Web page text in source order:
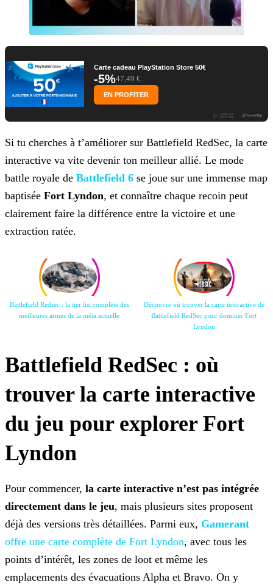
Carte cadeau PlayStation Store 50€
-5%47,49 €
EN PROFITER
Si tu cherches à t’améliorer sur Battlefield RedSec, la carte
interactive va vite devenir ton meilleur allié. Le mode
battle royale de Battlefield 6 se joue sur une immense map
baptisée Fort Lyndon, et connaître chaque recoin peut
clairement faire la différence entre la victoire et une
extraction ratée.
Battlefield Redsec : la tier list complète des
meilleures armes de la méta actuelle
Découvre où trouver la carte interactive de
Battlefield RedSec pour dominer Fort
Lyndon
Battlefield RedSec : où
trouver la carte interactive
du jeu pour explorer Fort
Lyndon
Pour commencer, la carte interactive n’est pas intégrée
directement dans le jeu, mais plusieurs sites proposent
déjà des versions très détaillées. Parmi eux, Gamerant
offre une carte complète de Fort Lyndon, avec tous les
points d’intérêt, les zones de loot et même les
emplacements des évacuations Alpha et Bravo. On y